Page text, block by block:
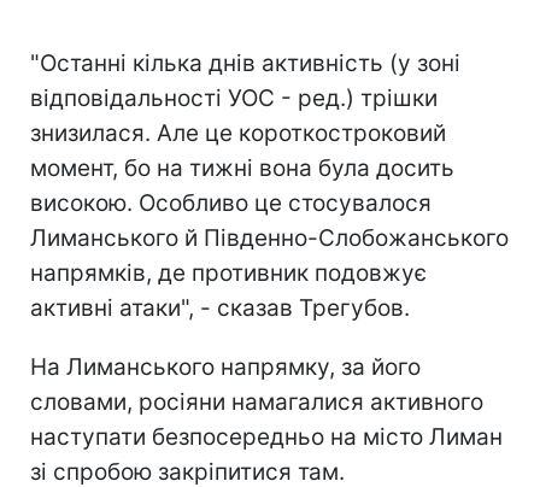
"Останні кілька днів активність (у зоні
відповідальності УОС - ред.) трішки
знизилася. Але це короткостроковий
момент, бо на тижні вона була досить
високою. Особливо це стосувалося
Лиманського й Південно-Слобожанського
напрямків, де противник подовжує
активні атаки", - сказав Трегубов.
На Лиманського напрямку, за його
словами, росіяни намагалися активного
наступати безпосередньо на місто Лиман
зі спробою закріпитися там.